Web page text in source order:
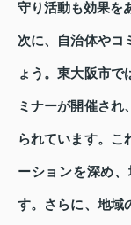
守り活動も効果を
次に、自治体やコ
ょう。東大阪市で
ミナーが開催され
られています。こ
ーションを深め
す。さらに、地域